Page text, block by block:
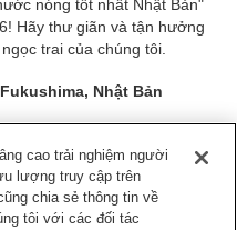
nóng tốt nhất Nhật Bản"
Hãy thư giãn và tận hưởng
trai của chúng tôi.
Nhật Bản
cao trải nghiệm người
lượng truy cập trên
chia sẻ thông tin về
tôi với các đối tác